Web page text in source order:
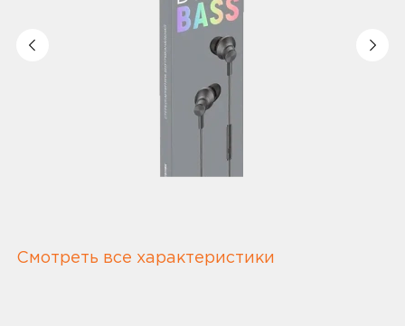
Смотреть все характеристики